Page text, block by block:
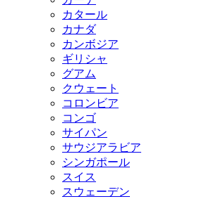
カタール
カナダ
カンボジア
ギリシャ
グアム
クウェート
コロンビア
コンゴ
サイパン
サウジアラビア
シンガポール
スイス
スウェーデン